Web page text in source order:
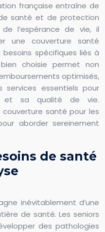
française entraîne de
santé et de protection
de l’espérance de vie, il
une couverture santé
spécifiques liés à
choisie permet non
optimisés,
services essentiels pour
et sa qualité de vie.
santé pour les
aborder sereinement
de santé
inévitablement d’une
de santé. Les seniors
des pathologies